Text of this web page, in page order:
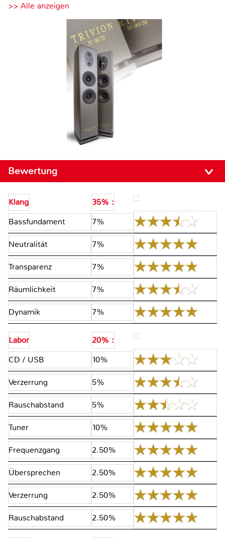
>> Alle anzeigen
Bewertung
Klang
35% :
Bassfundament
7%
Neutralität 7%
Transparenz 7%
Räumlichkeit 7%
Dynamik 7%
Labor
20% :
CD / USB
10%
Verzerrung 5%
Rauschabstand 5%
Tuner 10%
Frequenzgang 2.50%
Übersprechen 2.50%
Verzerrung 2.50%
Rauschabstand 2.50%